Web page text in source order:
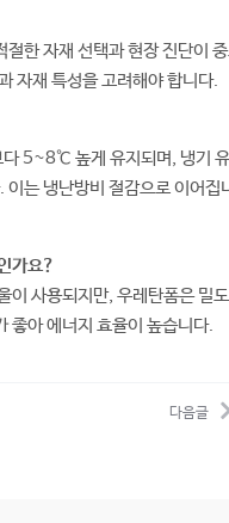
한 자재 선택과 현장 진단이
자재 특성을 고려해야 합니다.
다 5~8℃ 높게 유지되며, 냉기 유
이는 냉난방비 절감으로 이어집
가요?
이 사용되지만, 우레탄폼은 밀도
좋아 에너지 효율이 높습니다.
다음글